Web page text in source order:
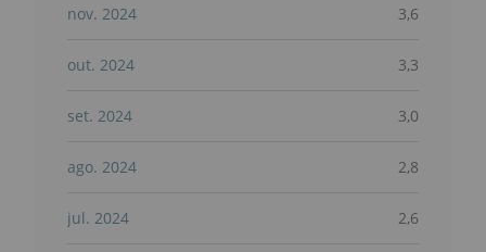
nov. 2024 3,6
out. 2024 3,3
set. 2024 3,0
ago. 2024 2,8
jul. 2024 2,6